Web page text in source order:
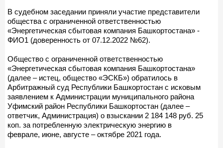
В судебном заседании приняли участие представители
общества с ограниченной ответственностью
«Энергетическая сбытовая компания Башкортостана» -
ФИО1 (доверенность от 07.12.2022 №62).
Общество с ограниченной ответственностью
«Энергетическая сбытовая компания Башкортостана»
(далее – истец, общество «ЭСКБ») обратилось в
Арбитражный суд Республики Башкортостан с исковым
заявлением к Администрации муниципального района
Уфимский район Республики Башкортостан (далее –
ответчик, Администрация) о взыскании 2 184 148 руб. 25
коп. за потребленную электрическую энергию в
феврале, июне, августе – октябре 2021 года.